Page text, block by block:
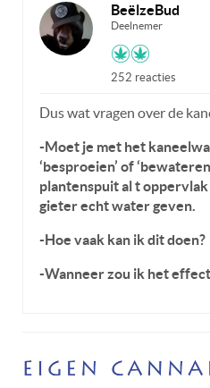
BeëlzeBud
Deelnemer
252 reacties
Dus wat vragen over de
-Moet je met het
‘besproeien’ of
plantenspuit al t
gieter echt water geven.
-Hoe vaak kan ik dit doen?
-Wanneer zou ik het